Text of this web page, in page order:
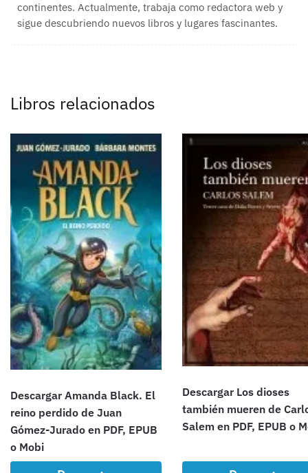
continentes. Actualmente, trabaja como redactora web y
sigue descubriendo nuevos libros y lugares fascinantes.
Libros relacionados
Descargar Amanda Black. El
reino perdido de Juan
Gómez-Jurado en PDF, EPUB
o Mobi
Descargar Los dioses
también mueren de
Salem en PDF, EPUB o